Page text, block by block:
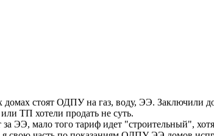
стоят ОДПУ на газ, воду, ЭЭ. Заключили
ТП хотели продать не суть.
за ЭЭ, мало того тариф идет "строительный",